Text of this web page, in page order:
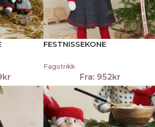
kr
FESTNISSEKONE
Fagstrikk
Fra: 952kr